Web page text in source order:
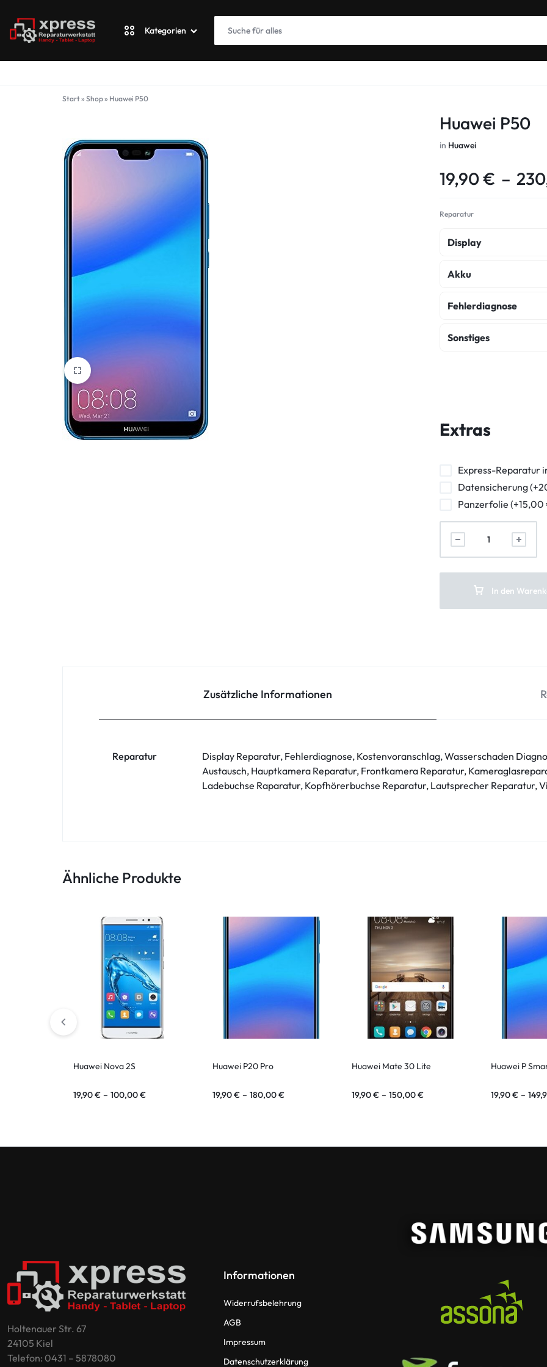
XPRESSWERKSTATT
Kategorien
Fairphone
Honor
Microsoft
Xiaomi
Start» Shop» Huawei P50
Huawei P50
in Huawei
19,90€ –
Reparatur
Display
Display Reparatur
Akku
Akku Austausch
Fehlerdiagnose
Fehlerdiagnose
Sonstiges
Vibration Reparatur
Extras
Express-Reparatur
Datensicherung
Panzerfolie (+15,00
In den
Zusätzliche Informationen
Reparatur
Display Reparatur, Fehlerdiagnose, Kostenvoranschlag, Wasserschaden
Austausch, Hauptkamera Reparatur, Frontkamera Reparatur,
Ladebuchse Raparatur, Kopfhörerbuchse Reparatur, Lautsprecher Reparatur,
Ähnliche Produkte
Huawei Nova 2S
19,90€ – 100,00€
Huawei P20 Pro
19,90€ – 180,00€
Huawei Mate 30 Lite
19,90€ – 150,00€
Huawei P
19,90€ –
Holtenauer Str. 67
24105 Kiel
Telefon: 0431 – 5878080
Informationen
Widerrufsbelehrung
AGB
Impressum
Datenschutzerklärung